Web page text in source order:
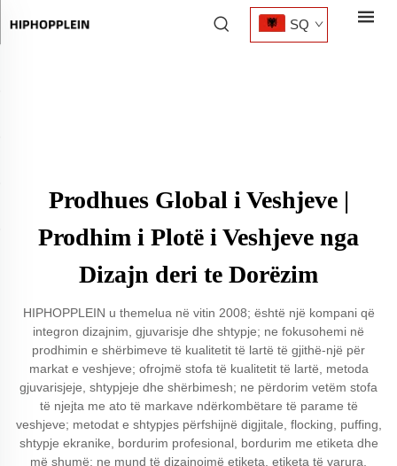
SQ
Prodhues Global i Veshjeve |
Prodhim i Plotë i Veshjeve nga
Dizajn deri te Dorëzim
HIPHOPPLEIN u themelua në vitin 2008; është një kompani që
integron dizajnim, gjuvarisje dhe shtypje; ne fokusohemi në
prodhimin e shërbimeve të kualitetit të lartë të gjithë-një për
markat e veshjeve; ofrojmë stofa të kualitetit të lartë, metoda
gjuvarisjeje, shtypjeje dhe shërbimesh; ne përdorim vetëm stofa
të njejta me ato të markave ndërkombëtare të parame të
veshjeve; metodat e shtypjes përfshijnë digjitale, flocking, puffing,
shtypje ekranike, bordurim profesional, bordurim me etiketa dhe
më shumë; ne mund të dizajnojmë etiketa, etiketa të varura,